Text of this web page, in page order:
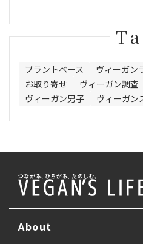
プラントベース ヴィーガン
お取り寄せ
ヴィーガン調査
ヴィーガン男子
ヴィーガン
About